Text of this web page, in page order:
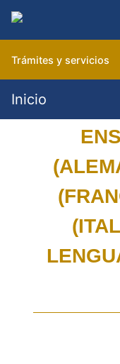
Trámites y servicios
Inicio